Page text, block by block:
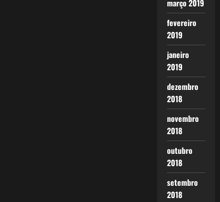
março 2019
fevereiro
2019
janeiro
2019
dezembro
2018
novembro
2018
outubro
2018
setembro
2018